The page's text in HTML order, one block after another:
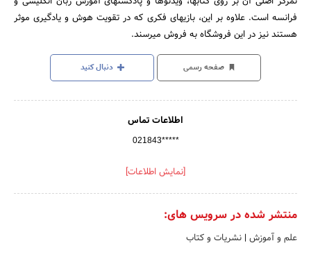
فرانسه است. علاوه بر این، بازیهای فکری که در تقویت هوش و یادگیری موثر
هستند نیز در این فروشگاه به فروش میرسند.
صفحه رسمی دنبال کنید
اطلاعات تماس
021843*****
[نمایش اطلاعات]
منتشر شده در سرویس های:
علم و آموزش | نشریات و کتاب